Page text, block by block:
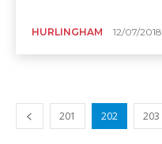
HURLINGHAM 12/07/2018
201 202 203